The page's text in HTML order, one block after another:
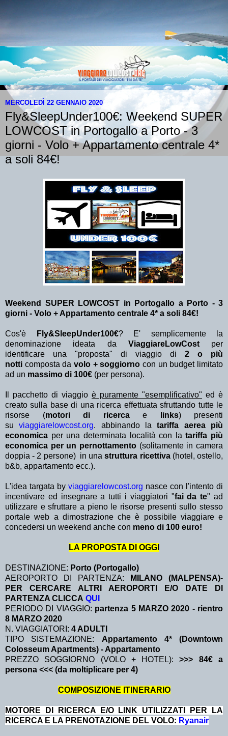
MERCOLEDÌ 22 GENNAIO 2020
Fly&SleepUnder100€: Weekend SUPER
LOWCOST in Portogallo a Porto - 3
giorni - Volo + Appartamento centrale 4*
a soli 84€!
Weekend SUPER LOWCOST in Portogallo a Porto - 3
giorni - Volo + Appartamento centrale 4* a soli 84€!
Cos'è Fly&SleepUnder100€? E' semplicemente la
denominazione ideata da ViaggiareLowCostper
identificare una "proposta" di viaggio di 2 o più
notti composta davolo + soggiorno con un budget limitato
ad un massimo di 100€ (per persona).
Il pacchetto di viaggio è puramente "esemplificativo" ed è
creato sulla base di una ricerca effettuata sfruttando tutte le
risorse (motori di ricerca e links) presenti
suviaggiarelowcost.org. abbinando la tariffa aerea più
economica per una determinata località con latariffa più
economica per un pernottamento (solitamente in camera
doppia - 2 persone) in unastruttura ricettiva(hotel, ostello,
b&b, appartamento ecc.).
L'idea targata by viaggiarelowcost.org nasce con l'intento di
incentivare ed insegnare a tutti i viaggiatori "fai da te" ad
utilizzare e sfruttare a pieno le risorse presenti sullo stesso
portale web a dimostrazione che è possibile viaggiare e
concedersi un weekend anche con meno di 100 euro!
LA PROPOSTA DI OGGI
DESTINAZIONE: Porto (Portogallo)
AEROPORTO DI PARTENZA: MILANO (MALPENSA)-
PER CERCARE ALTRI AEROPORTI E/O DATE DI
PARTENZA CLICCA QUI
PERIODO DI VIAGGIO: partenza 5 MARZO 2020 - rientro
8 MARZO 2020
N. VIAGGIATORI: 4 ADULTI
TIPO SISTEMAZIONE: Appartamento 4* (Downtown
Colosseum Apartments) - Appartamento
PREZZO SOGGIORNO (VOLO + HOTEL):>>> 84€ a
persona <<< (da moltiplicare per 4)
COMPOSIZIONE ITINERARIO
MOTORE DI RICERCA E/O LINK UTILIZZATI PER LA
RICERCA E LA PRENOTAZIONE DEL VOLO: Ryanair